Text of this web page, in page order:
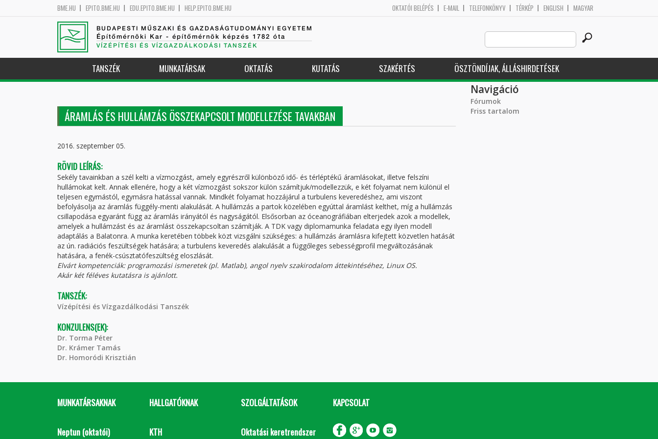
BME.HU EPITO.BME.HU EDU.EPITO.BME.HU HELP.EPITO.BME.HU OKTATÓI BELÉPÉS E-MAIL TELEFONKÖNYV TÉRKÉP ENGLISH MAGYAR
BUDAPESTI MŰSZAKI ÉS GAZDASÁGTUDOMÁNYI EGYETEM
Építőmérnöki Kar - építőmérnök képzés 1782 óta
VÍZÉPÍTÉSI ÉS VÍZGAZDÁLKODÁSI TANSZÉK
Search
this
site
TANSZÉK MUNKATÁRSAK OKTATÁS KUTATÁS SZAKÉRTÉS ÖSZTÖNDÍJAK, ÁLLÁSHIRDETÉSEK
ÁRAMLÁS ÉS HULLÁMZÁS ÖSSZEKAPCSOLT MODELLEZÉSE TAVAKBAN
2016. szeptember 05.
RÖVID LEÍRÁS:
Sekély tavainkban a szél kelti a vízmozgást, amely egyrészről különböző idő- és térléptékű áramlásokat, illetve felszíni
hullámokat kelt. Annak ellenére, hogy a két vízmozgást sokszor külön számítjuk/modellezzük, e két folyamat nem különül el
teljesen egymástól, egymásra hatással vannak. Mindkét folyamat hozzájárul a turbulens keveredéshez, ami viszont
befolyásolja az áramlás függély-menti alakulását. A hullámzás a partok közelében egyúttal áramlást kelthet, míg a hullámzás
csillapodása egyaránt függ az áramlás irányától és nagyságától. Elsősorban az óceanográfiában elterjedek azok a modellek,
amelyek a hullámzást és az áramlást összekapcsoltan számítják. A TDK vagy diplomamunka feladata egy ilyen modell
adaptálás a Balatonra. A munka keretében többek közt vizsgálni szükséges: a hullámzás áramlásra kifejtett közvetlen hatását
az ún. radiációs feszültségek hatására; a turbulens keveredés alakulását a függőleges sebességprofil megváltozásának
hatására, a fenék-csúsztatófeszültség eloszlását.
Elvárt kompetenciák: programozási ismeretek (pl. Matlab), angol nyelv szakirodalom áttekintéséhez, Linux OS.
Akár két féléves kutatásra is ajánlott.
TANSZÉK:
Vízépítési és Vízgazdálkodási Tanszék
KONZULENS(EK):
Dr. Torma Péter
Dr. Krámer Tamás
Dr. Homoródi Krisztián
Navigáció
Fórumok
Friss tartalom
MUNKATÁRSAKNAK
Neptun (oktatói)
HALLGATÓKNAK
KTH
SZOLGÁLTATÁSOK
Oktatási keretrendszer
KAPCSOLAT